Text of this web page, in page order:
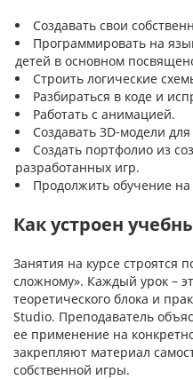
Создавать свои
Программировать на
детей в основном
Строить логические
Разбираться в коде и
Работать с анимацией.
Создавать 3D-модели
Создать портфолио из
разработанных игр.
Продолжить обучение на
Как устроен
Занятия на курсе строятся
сложному». Каждый урок –
теоретического блока и
Studio. Преподаватель
ее применение на
закрепляют материал
собственной игры.